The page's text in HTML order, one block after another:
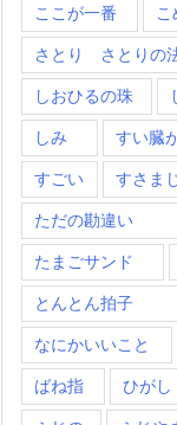
ここが一番 こ
さとり さとりの
しおひるの珠
しみ すい臓
すごい すさま
ただの勘違い
たまごサンド
とんとん拍子
なにかいいこと
ばね指 ひがし